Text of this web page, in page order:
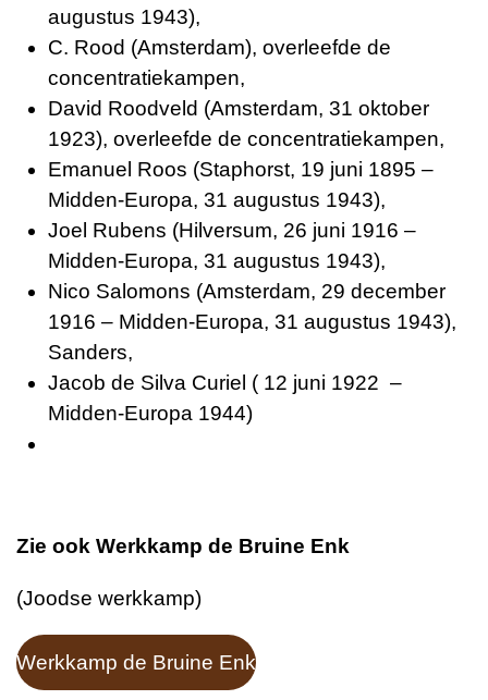
augustus 1943),
C. Rood (Amsterdam), overleefde de
concentratiekampen,
David Roodveld (Amsterdam, 31 oktober
1923), overleefde de concentratiekampen,
Emanuel Roos (Staphorst, 19 juni 1895 –
Midden-Europa, 31 augustus 1943),
Joel Rubens (Hilversum, 26 juni 1916 –
Midden-Europa, 31 augustus 1943),
Nico Salomons (Amsterdam, 29 december
1916 – Midden-Europa, 31 augustus 1943),
Sanders,
Jacob de Silva Curiel ( 12 juni 1922 –
Midden-Europa 1944)
Zie ook Werkkamp de Bruine Enk
(Joodse werkkamp)
Werkkamp de Bruine Enk